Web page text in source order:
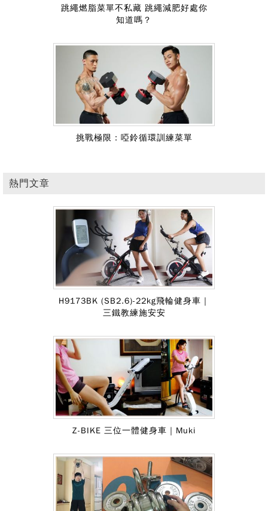
跳繩燃脂菜單不私藏 跳繩減肥好處你
知道嗎？
挑戰極限：啞鈴循環訓練菜單
熱門文章
H9173BK (SB2.6)-22kg飛輪健身車｜
三鐵教練施安安
Z-BIKE 三位一體健身車｜Muki